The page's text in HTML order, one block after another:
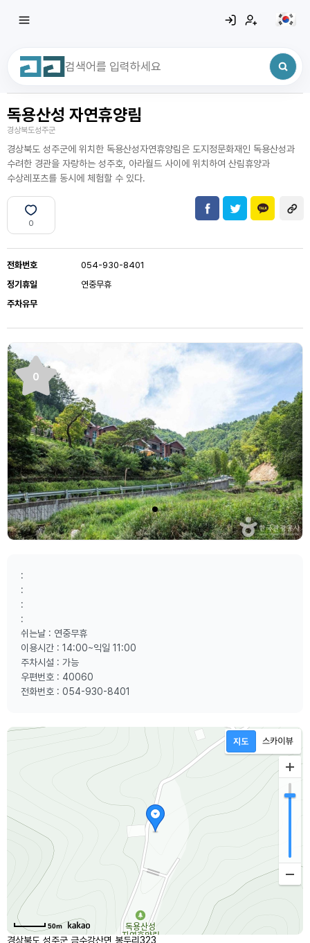
최근 검색어
독용산성 자연휴양림
경상북도성주군
경상북도 성주군에 위치한 독용산성자연휴양림은 도지정문화재인 독용산성과
수려한 경관을 자랑하는 성주호, 아라월드 사이에 위치하여 산림휴양과
수상레포츠를 동시에 체험할 수 있다.
0
전화번호
054-930-8401
정기휴일
연중무휴
주차유무
0
:
:
:
:
쉬는날 : 연중무휴
이용시간 : 14:00~익일 11:00
주차시설 : 가능
우편번호 : 40060
전화번호 : 054-930-8401
50m
경상북도 성주군 금수강산면 봉두리323